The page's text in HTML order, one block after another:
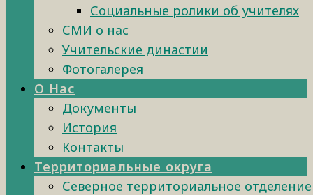
Социальные ролики об учителях
СМИ о нас
Учительские династии
Фотогалерея
О Нас
Документы
История
Контакты
Территориальные округа
Северное территориальное отделение